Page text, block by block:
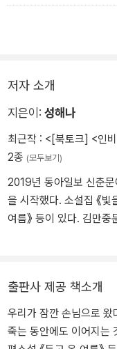
저자 소개
지은이: 성해나
최근작 : <[북토크] <인
2종 (모두보기)
2019년 동아일보 신춘문
을 시작했다. 소설집 《빛
여름》 등이 있다. 김만
출판사 제공 책소개
우리가 잠깐 손님으로
죽는 동안에도 이어지는 것들에 대해서 소설